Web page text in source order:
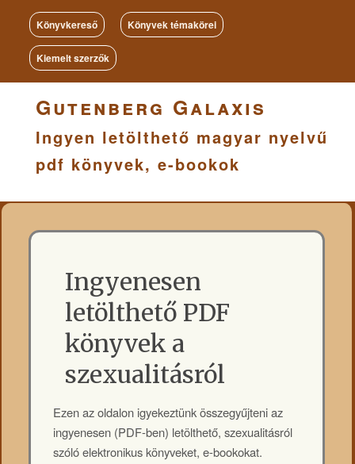
Könyvkereső Könyvek témakörei
Kiemelt szerzők
Gutenberg Galaxis
Ingyen letölthető magyar nyelvű
pdf könyvek, e-bookok
Ingyenesen
letölthető PDF
könyvek a
szexualitásról
Ezen az oldalon igyekeztünk összegyűjteni az
ingyenesen (PDF-ben) letölthető, szexualitásról
szóló elektronikus könyveket, e-bookokat.